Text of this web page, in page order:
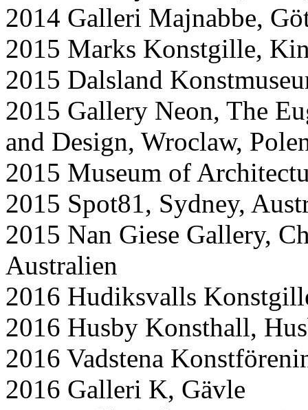
2014 Galleri Majnabbe,
2015 Marks Konstgille,
2015 Dalsland
2015 Gallery Neon, The
and Design, Wroclaw,
2015 Museum of
2015 Spot81, Sydney,
2015 Nan Giese Gallery,
Australien
2016 Hudiksvalls
2016 Husby Konsthall,
2016 Vadstena
2016 Galleri K, Gävle